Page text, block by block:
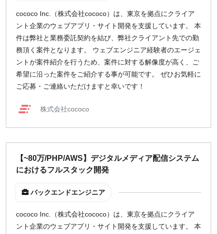
cococo Inc.（株式会社cococo）は、東京を拠点にクライア
ント企業のウェブアプリ・サイト開発を支援しています。 本
件は弊社と業務委託契約を結び、弊社クライアント先での勤
務頂く案件となります。 ウェブエンジニア経験者のエージェ
ントが案件紹介を行うため、案件に対する解像度が高く、ご
希望に沿った案件をご紹介する事が可能です。 ぜひお気軽に
ご応募・ご連絡いただけますと幸いです！
株式会社cococo
【~80万/PHP/AWS】デジタルメディア配信システム
におけるフルスタック開発
バックエンドエンジニア
cococo Inc.（株式会社cococo）は、東京を拠点にクライア
ント企業のウェブアプリ・サイト開発を支援しています。 本